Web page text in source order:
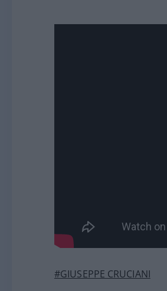
#GIUSEPPE CRUCIANI